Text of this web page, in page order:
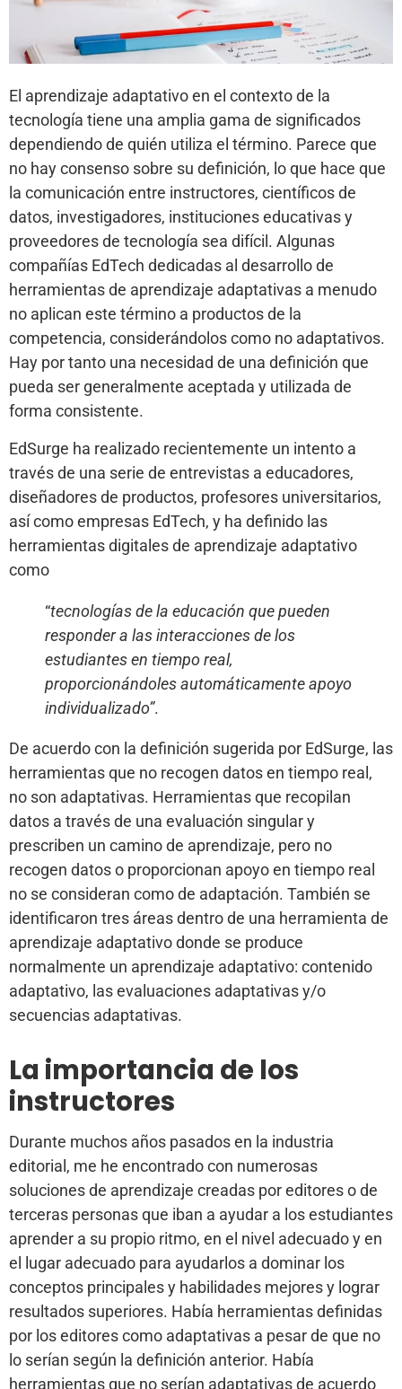
El aprendizaje adaptativo en el contexto de la
tecnología tiene una amplia gama de significados
dependiendo de quién utiliza el término. Parece que
no hay consenso sobre su definición, lo que hace que
la comunicación entre instructores, científicos de
datos, investigadores, instituciones educativas y
proveedores de tecnología sea difícil. Algunas
compañías EdTech dedicadas al desarrollo de
herramientas de aprendizaje adaptativas a menudo
no aplican este término a productos de la
competencia, considerándolos como no adaptativos.
Hay por tanto una necesidad de una definición que
pueda ser generalmente aceptada y utilizada de
forma consistente.
EdSurge ha realizado recientemente un intento a
través de una serie de entrevistas a educadores,
diseñadores de productos, profesores universitarios,
así como empresas EdTech, y ha definido las
herramientas digitales de aprendizaje adaptativo
como
“tecnologías de la educación que pueden
responder a las interacciones de los
estudiantes en tiempo real,
proporcionándoles automáticamente apoyo
individualizado”.
De acuerdo con la definición sugerida por EdSurge, las
herramientas que no recogen datos en tiempo real,
no son adaptativas. Herramientas que recopilan
datos a través de una evaluación singular y
prescriben un camino de aprendizaje, pero no
recogen datos o proporcionan apoyo en tiempo real
no se consideran como de adaptación. También se
identificaron tres áreas dentro de una herramienta de
aprendizaje adaptativo donde se produce
normalmente un aprendizaje adaptativo: contenido
adaptativo, las evaluaciones adaptativas y/o
secuencias adaptativas.
La importancia de los
instructores
Durante muchos años pasados en la industria
editorial, me he encontrado con numerosas
soluciones de aprendizaje creadas por editores o de
terceras personas que iban a ayudar a los estudiantes
aprender a su propio ritmo, en el nivel adecuado y en
el lugar adecuado para ayudarlos a dominar los
conceptos principales y habilidades mejores y lograr
resultados superiores. Había herramientas definidas
por los editores como adaptativas a pesar de que no
lo serían según la definición anterior. Había
herramientas que no serían adaptativas de acuerdo